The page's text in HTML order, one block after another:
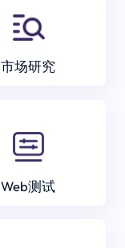
市场研究
Web测试